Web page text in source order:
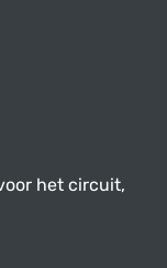
het circuit,